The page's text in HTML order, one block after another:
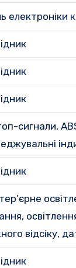
електроніки
сигнали,
відсіку,